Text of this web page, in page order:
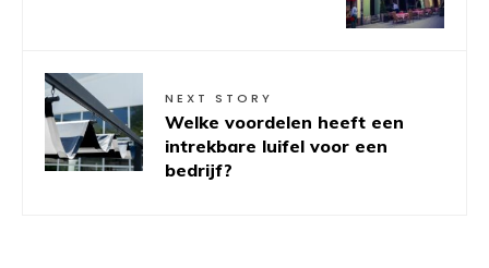
NEXT STORY
Welke voordelen heeft een
intrekbare luifel voor een
bedrijf?